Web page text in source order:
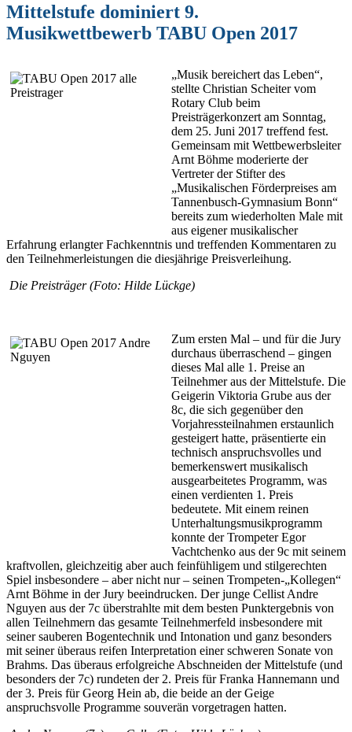
Mittelstufe dominiert 9.
Musikwettbewerb TABU Open 2017
„Musik bereichert das Leben“,
stellte Christian Scheiter vom
Rotary Club beim
Preisträgerkonzert am Sonntag,
dem 25. Juni 2017 treffend fest.
Gemeinsam mit Wettbewerbsleiter
Arnt Böhme moderierte der
Vertreter der Stifter des
„Musikalischen Förderpreises am
Tannenbusch-Gymnasium Bonn“
bereits zum wiederholten Male mit
aus eigener musikalischer
Erfahrung erlangter Fachkenntnis und treffenden Kommentaren zu
den Teilnehmerleistungen die diesjährige Preisverleihung.
Die Preisträger (Foto: Hilde Lückge)
Zum ersten Mal – und für die Jury
durchaus überraschend – gingen
dieses Mal alle 1. Preise an
Teilnehmer aus der Mittelstufe. Die
Geigerin Viktoria Grube aus der
8c, die sich gegenüber den
Vorjahressteilnahmen erstaunlich
gesteigert hatte, präsentierte ein
technisch anspruchsvolles und
bemerkenswert musikalisch
ausgearbeitetes Programm, was
einen verdienten 1. Preis
bedeutete. Mit einem reinen
Unterhaltungsmusikprogramm
konnte der Trompeter Egor
Vachtchenko aus der 9c mit seinem
kraftvollen, gleichzeitig aber auch feinfühligem und stilgerechten
Spiel insbesondere – aber nicht nur – seinen Trompeten-„Kollegen“
Arnt Böhme in der Jury beeindrucken. Der junge Cellist Andre
Nguyen aus der 7c überstrahlte mit dem besten Punktergebnis von
allen Teilnehmern das gesamte Teilnehmerfeld insbesondere mit
seiner sauberen Bogentechnik und Intonation und ganz besonders
mit seiner überaus reifen Interpretation einer schweren Sonate von
Brahms. Das überaus erfolgreiche Abschneiden der Mittelstufe (und
besonders der 7c) rundeten der 2. Preis für Franka Hannemann und
der 3. Preis für Georg Hein ab, die beide an der Geige
anspruchsvolle Programme souverän vorgetragen hatten.